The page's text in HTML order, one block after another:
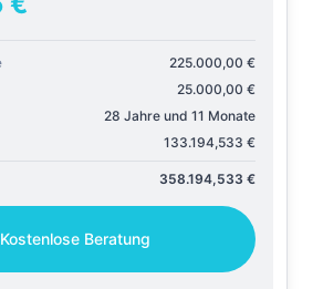
225.000,00 €
25.000,00 €
28 Jahre und 11 Monate
133.194,533 €
358.194,533 €
Kostenlose Beratung